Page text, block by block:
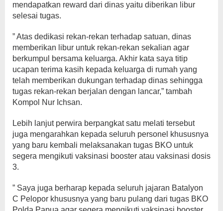
mendapatkan reward dari dinas yaitu diberikan libur
selesai tugas.
” Atas dedikasi rekan-rekan terhadap satuan, dinas
memberikan libur untuk rekan-rekan sekalian agar
berkumpul bersama keluarga. Akhir kata saya titip
ucapan terima kasih kepada keluarga di rumah yang
telah memberikan dukungan terhadap dinas sehingga
tugas rekan-rekan berjalan dengan lancar,” tambah
Kompol Nur Ichsan.
Lebih lanjut perwira berpangkat satu melati tersebut
juga mengarahkan kepada seluruh personel khususnya
yang baru kembali melaksanakan tugas BKO untuk
segera mengikuti vaksinasi booster atau vaksinasi dosis
3.
” Saya juga berharap kepada seluruh jajaran Batalyon
C Pelopor khususnya yang baru pulang dari tugas BKO